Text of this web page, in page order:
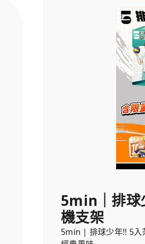
5min｜排球
機支架
5min | 排球少年!! 5入